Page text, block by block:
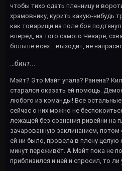
чтобы тихо сдать пленницу и
храмовнику, курить какую-нибудь
как товарищи на поле боя
вперёд, на того самого Чезаре,
больше всех... выходит, не
бинт...
Мэйт? Это Мэйт упала? Ранена?
старался оказать ей помощь.
любого из команды! Все остальные
сейчас о них можно не
лежащей без сознания ривейни на
зачарованную заклинанием,
ей ни было, провела в плену
минут переживёт. А Мэйт пока не
приблизился и ней и спросил, то